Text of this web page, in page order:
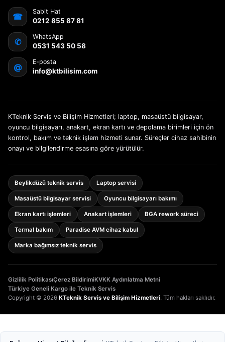
☎
Sabit Hat
0212 855 87 81
✆
WhatsApp
0531 543 50 58
@
E-posta
info@ktbilisim.com
KTeknik Servis ve Bilişim Hizmetleri; laptop, masaüstü bilgisayar,
oyuncu bilgisayarı, anakart, ekran kartı ve depolama birimleri için ön
kontrol, bakım ve teknik işlem hizmeti sunar. Süreçler cihaz sahibinin
onayı ve bilgilendirme esasına göre yürütülür.
Beylikdüzü teknik servis Laptop servisi
Masaüstü bilgisayar servisi Oyuncu bilgisayarı bakımı
Ekran kartı işlemleri Anakart işlemleri BGA rework süreci
Termal bakım Paradise AVM cihaz kabul
Marka bağımsız teknik servis
Copyright © 2026 KTeknik Servis ve Bilişim Hizmetleri. Tüm hakları saklıdır.
Gizlilik PolitikasıÇerez BildirimiKVKK Aydınlatma Metni
Türkiye Geneli Kargo ile Teknik Servis